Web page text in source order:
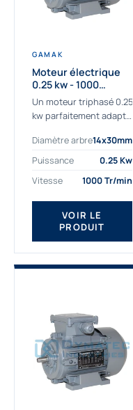
GAMAK
Moteur électrique
0.25 kw - 1000
Tr/min - 230/400V -
IE2
Un moteur triphasé 0.25
kw parfaitement adapté
sévères. Notre
important stock de
permet de livrer
rapidement tous types
de moteurs.
Ce moteur...
Diamètre arbre14x30mm
Puissance
0.25 Kw
Vitesse
1000 Tr/min
VOIR LE
PRODUIT